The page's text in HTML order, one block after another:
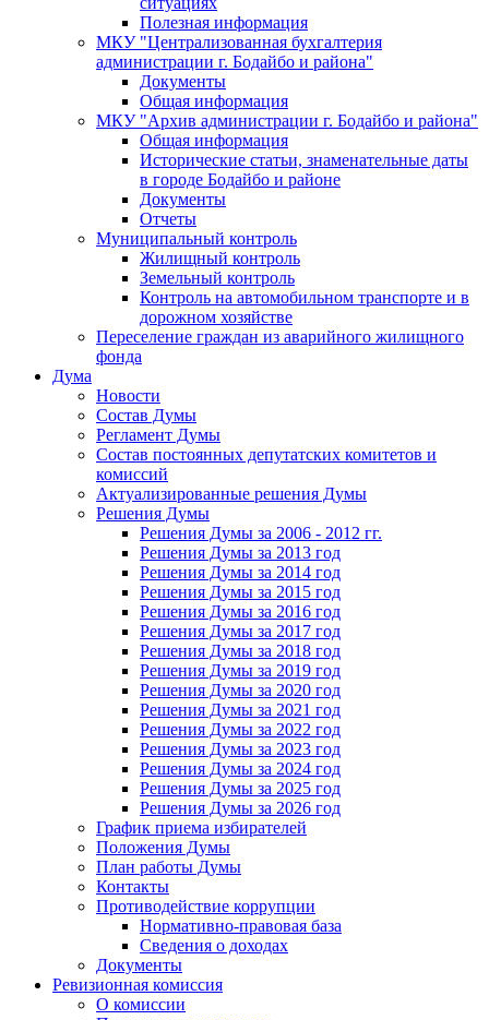
Полезная информация
МКУ "Централизованная бухгалтерия
администрации г. Бодайбо и района"
Документы
Общая информация
МКУ "Архив администрации г. Бодайбо и района"
Общая информация
Исторические статьи, знаменательные даты
в городе Бодайбо и районе
Документы
Отчеты
Муниципальный контроль
Жилищный контроль
Земельный контроль
Контроль на автомобильном транспорте и в
дорожном хозяйстве
Переселение граждан из аварийного жилищного
фонда
Дума
Новости
Состав Думы
Регламент Думы
Состав постоянных депутатских комитетов и
комиссий
Актуализированные решения Думы
Решения Думы
Решения Думы за 2006 - 2012 гг.
Решения Думы за 2013 год
Решения Думы за 2014 год
Решения Думы за 2015 год
Решения Думы за 2016 год
Решения Думы за 2017 год
Решения Думы за 2018 год
Решения Думы за 2019 год
Решения Думы за 2020 год
Решения Думы за 2021 год
Решения Думы за 2022 год
Решения Думы за 2023 год
Решения Думы за 2024 год
Решения Думы за 2025 год
Решения Думы за 2026 год
График приема избирателей
Положения Думы
План работы Думы
Контакты
Противодействие коррупции
Нормативно-правовая база
Сведения о доходах
Документы
Ревизионная комиссия
О комиссии